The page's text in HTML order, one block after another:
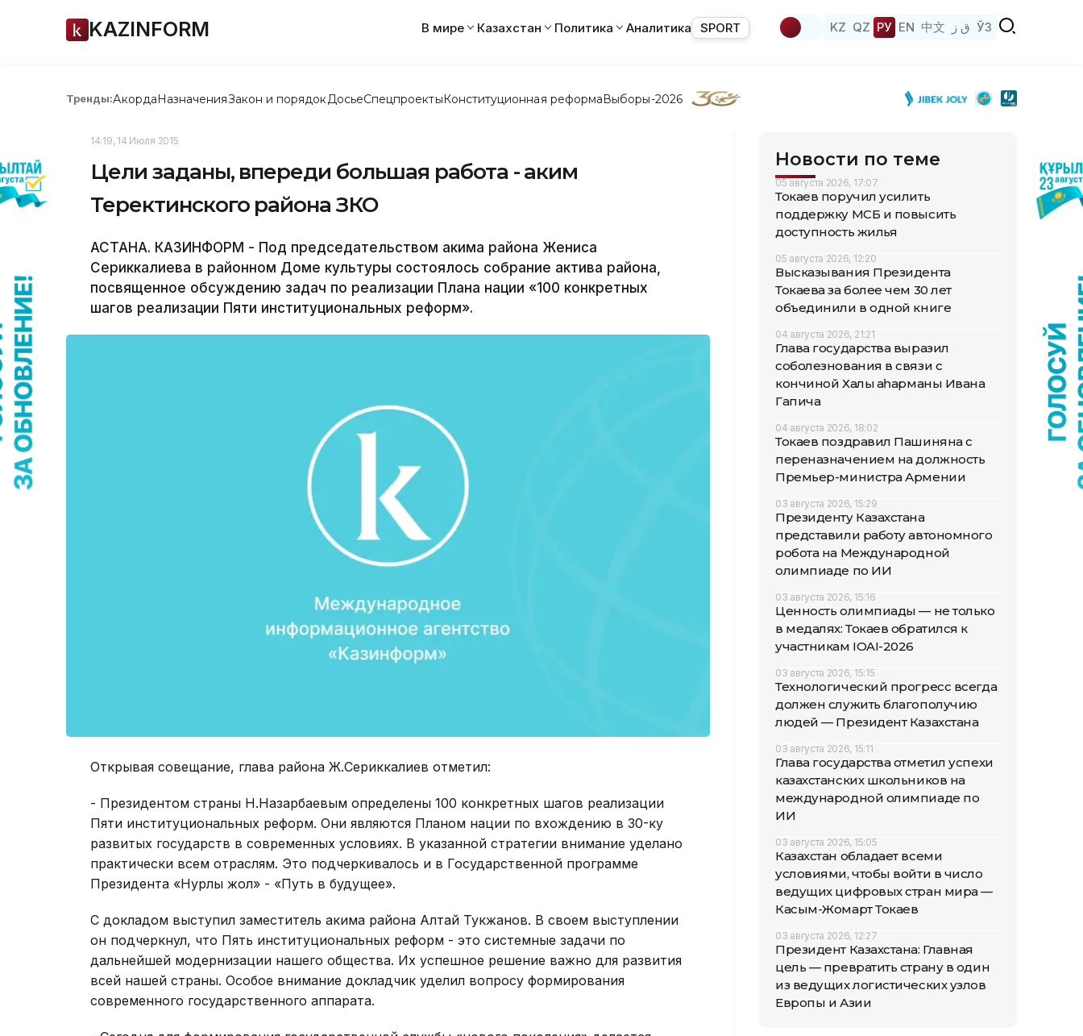
KAZINFORM В мире Казахстан Политика Аналитика SPORT KZ QZ РУ EN 中文 ق ز ЎЗ
Тренды:АкордаНазначенияЗакон и порядок ДосьеСпецпроектыКонституционная реформаВыборы-2026
14:19, 14 Июля 2015
Цели заданы, впереди большая работа - аким
Теректинского района ЗКО
АСТАНА. КАЗИНФОРМ - Под председательством акима района Жениса
Сериккалиева в районном Доме культуры состоялось собрание актива района,
посвященное обсуждению задач по реализации Плана нации «100 конкретных
шагов реализации Пяти институциональных реформ».
Открывая совещание, глава района Ж.Сериккалиев отметил:
- Президентом страны Н.Назарбаевым определены 100 конкретных шагов реализации
Пяти институциональных реформ. Они являются Планом нации по вхождению в 30-ку
развитых государств в современных условиях. В указанной стратегии внимание уделано
практически всем отраслям. Это подчеркивалось и в Государственной программе
Президента «Нурлы жол» - «Путь в будущее».
С докладом выступил заместитель акима района Алтай Тукжанов. В своем выступлении
он подчеркнул, что Пять институциональных реформ - это системные задачи по
дальнейшей модернизации нашего общества. Их успешное решение важно для развития
всей нашей страны. Особое внимание докладчик уделил вопросу формирования
современного государственного аппарата.
Новости по теме
05 августа 2026, 17:07
Токаев поручил усилить
поддержку МСБ и повысить
доступность жилья
05 августа 2026, 12:20
Высказывания Президента
Токаева за более чем 30 лет
объединили в одной книге
04 августа 2026, 21:21
Глава государства выразил
соболезнования в связи с
кончиной Халық қаһарманы Ивана
Гапича
04 августа 2026, 18:02
Токаев поздравил Пашиняна с
переназначением на должность
Премьер-министра Армении
03 августа 2026, 15:29
Президенту Казахстана
представили работу автономного
робота на Международной
олимпиаде по ИИ
03 августа 2026, 15:16
Ценность олимпиады — не только
в медалях: Токаев обратился к
участникам IOAI-2026
03 августа 2026, 15:15
Технологический прогресс всегда
должен служить благополучию
людей — Президент Казахстана
03 августа 2026, 15:11
Глава государства отметил успехи
казахстанских школьников на
международной олимпиаде по
ИИ
03 августа 2026, 15:05
Казахстан обладает всеми
условиями, чтобы войти в число
ведущих цифровых стран мира —
Касым-Жомарт Токаев
03 августа 2026, 12:27
Президент Казахстана: Главная
цель — превратить страну в один
из ведущих логистических узлов
Европы и Азии